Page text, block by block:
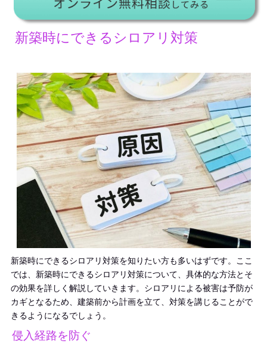
新築時にできるシロアリ対策
新築時にできるシロアリ対策を知りたい方も多いはずです。ここ
では、新築時にできるシロアリ対策について、具体的な方法とそ
の効果を詳しく解説していきます。シロアリによる被害は予防が
カギとなるため、建築前から計画を立て、対策を講じることがで
きるようになるでしょう。
侵入経路を防ぐ